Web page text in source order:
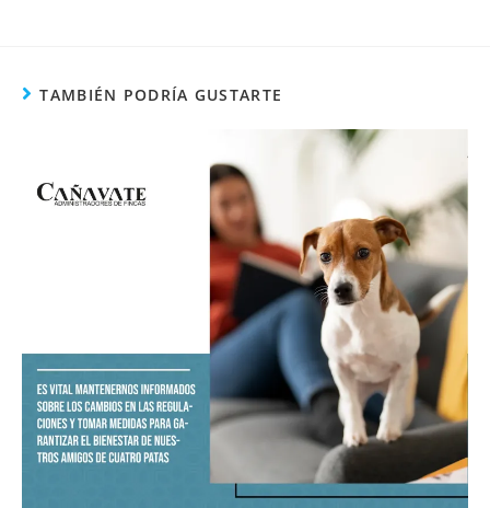
TAMBIÉN PODRÍA GUSTARTE